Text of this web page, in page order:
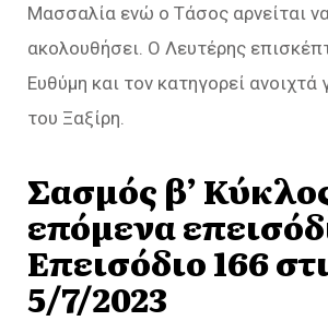
Μασσαλία ενώ ο Τάσος αρνείται
ακολουθήσει. Ο Λευτέρης
Ευθύμη και τον κατηγορεί ανοιχτά
του Ξαξίρη.
Σασμός β’
επόμενα
Επεισόδιο 166
5/7/2023